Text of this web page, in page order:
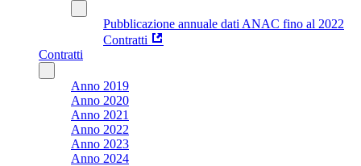
Pubblicazione annuale dati ANAC fino al 2022
Contratti
Contratti
Anno 2019
Anno 2020
Anno 2021
Anno 2022
Anno 2023
Anno 2024